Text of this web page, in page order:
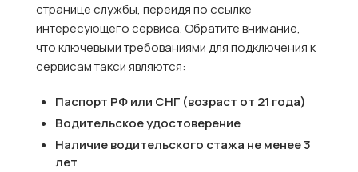
странице службы, перейдя по ссылке
интересующего сервиса. Обратите внимание,
что ключевыми требованиями для подключения к
сервисам такси являются:
Паспорт РФ или СНГ (возраст от 21 года)
Водительское удостоверение
Наличие водительского стажа не менее 3
лет